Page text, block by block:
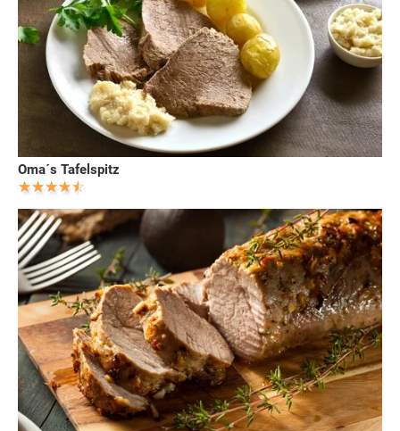
Oma´s Tafelspitz